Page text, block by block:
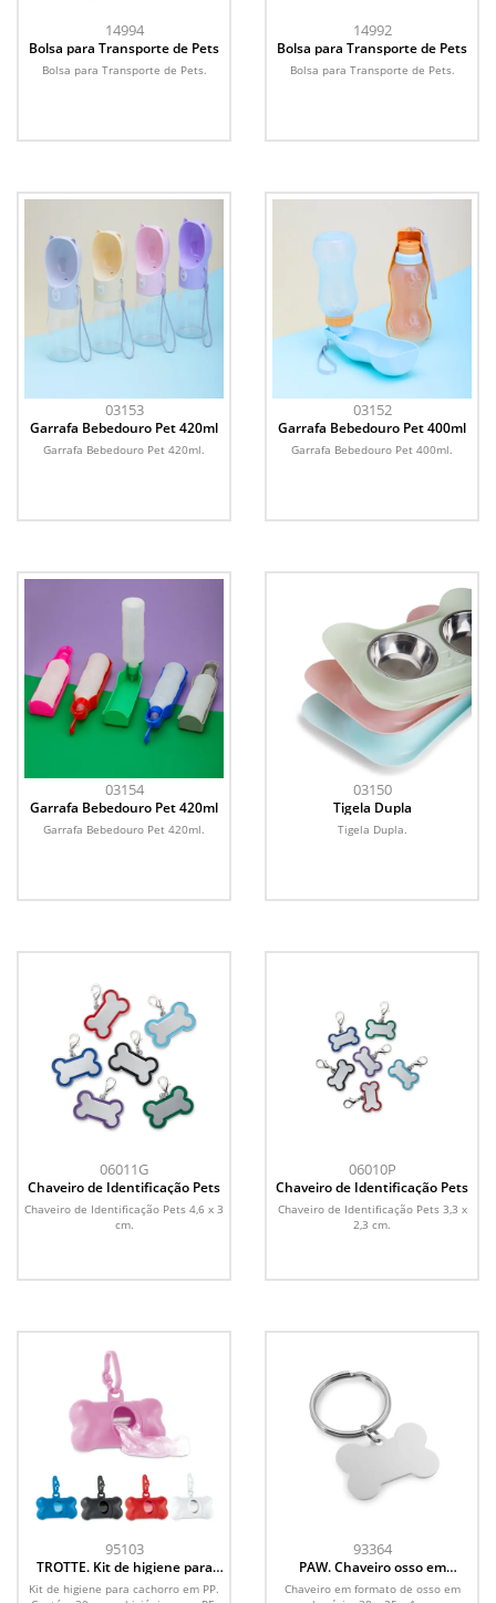
14994
Bolsa para Transporte de Pets
Bolsa para Transporte de Pets.
14992
Bolsa para Transporte de Pets
Bolsa para Transporte de Pets.
03153
Garrafa Bebedouro Pet 420ml
Garrafa Bebedouro Pet 420ml.
03152
Garrafa Bebedouro Pet 400ml
Garrafa Bebedouro Pet 400ml.
03154
Garrafa Bebedouro Pet 420ml
Garrafa Bebedouro Pet 420ml.
03150
Tigela Dupla
Tigela Dupla.
06011G
Chaveiro de Identificação Pets
Chaveiro de Identificação Pets 4,6 x 3
cm.
06010P
Chaveiro de Identificação Pets
Chaveiro de Identificação Pets 3,3 x
2,3 cm.
95103
TROTTE. Kit de higiene para
cachorro em PP
Kit de higiene para cachorro em PP.
93364
PAW. Chaveiro osso em
alumínio
Chaveiro em formato de osso em